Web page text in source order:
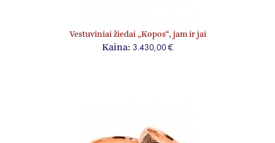
Vestuviniai žiedai „Kopos“, jam ir jai
Kaina: 3.430,00 €